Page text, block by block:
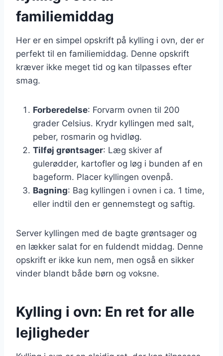
familiemiddag
Her er en simpel opskrift på kylling i ovn, der er
perfekt til en familiemiddag. Denne opskrift
kræver ikke meget tid og kan tilpasses efter
smag.
Forberedelse: Forvarm ovnen til 200
grader Celsius. Krydr kyllingen med salt,
peber, rosmarin og hvidløg.
Tilføj grøntsager: Læg skiver af
gulerødder, kartofler og løg i bunden af en
bageform. Placer kyllingen ovenpå.
Bagning: Bag kyllingen i ovnen i ca. 1 time,
eller indtil den er gennemstegt og saftig.
Server kyllingen med de bagte grøntsager og
en lækker salat for en fuldendt middag. Denne
opskrift er ikke kun nem, men også en sikker
vinder blandt både børn og voksne.
Kylling i ovn: En ret for alle
lejligheder